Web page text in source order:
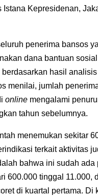
Istana Kepresidenan,
penerima bansos
dana bantuan
berdasarkan hasil analisis
menilai, jumlah
online mengalami
tahun sebelumnya.
menemukan sekitar
terkait aktivitas
bahwa ini sudah ada
600.000 tinggal 11.000,
di kuartal pertama. Di